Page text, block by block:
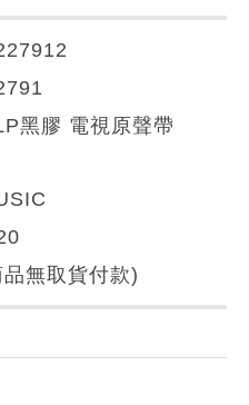
黑膠 電視原聲帶
無取貨付款)